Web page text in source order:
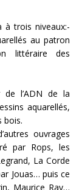
à trois niveaux:-
au patron
littéraire des
de l’ADN de la
aquarellés,
bois.
ouvrages
par Rops, les
La Corde
Jouas… puis ce
Maurice Ray…